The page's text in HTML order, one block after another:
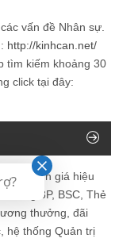
vấn đề Nhân sự
http://kinhcan.net/
tìm kiếm khoảng 30
click tại đây:
Đánh giá hiệu
lương 3P, BSC, Thẻ
thưởng, đãi
hệ thống Quản trị